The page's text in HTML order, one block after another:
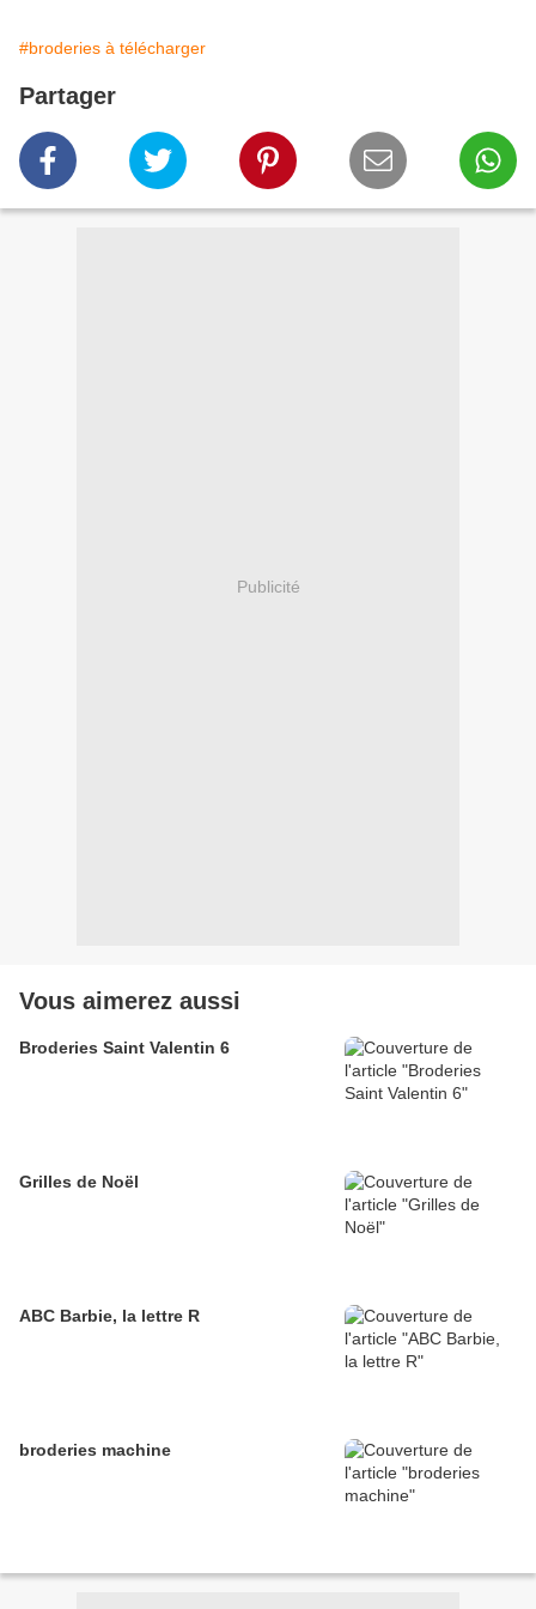
#broderies à télécharger
Partager
Publicité
Vous aimerez aussi
Broderies Saint Valentin 6
Grilles de Noël
ABC Barbie, la lettre R
broderies machine